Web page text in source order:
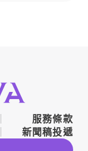
服務條款
新聞稿投遞